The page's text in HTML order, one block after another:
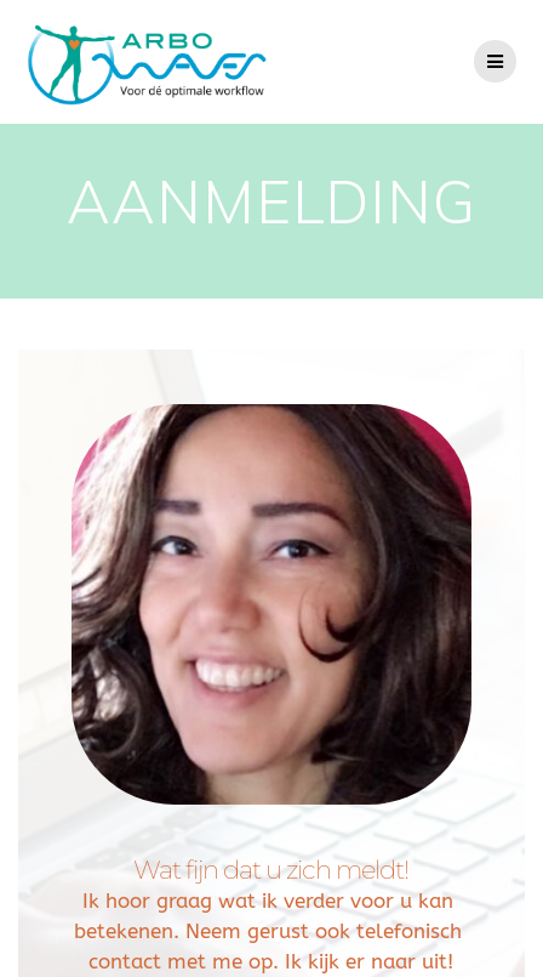
AANMELDING
Wat fijn dat u zich meldt!
Ik hoor graag wat ik verder voor u kan
betekenen. Neem gerust ook telefonisch
contact met me op. Ik kijk er naar uit!